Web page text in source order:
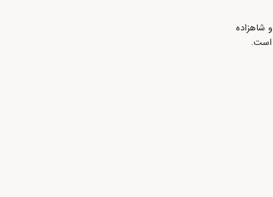
شاهزاده
است.